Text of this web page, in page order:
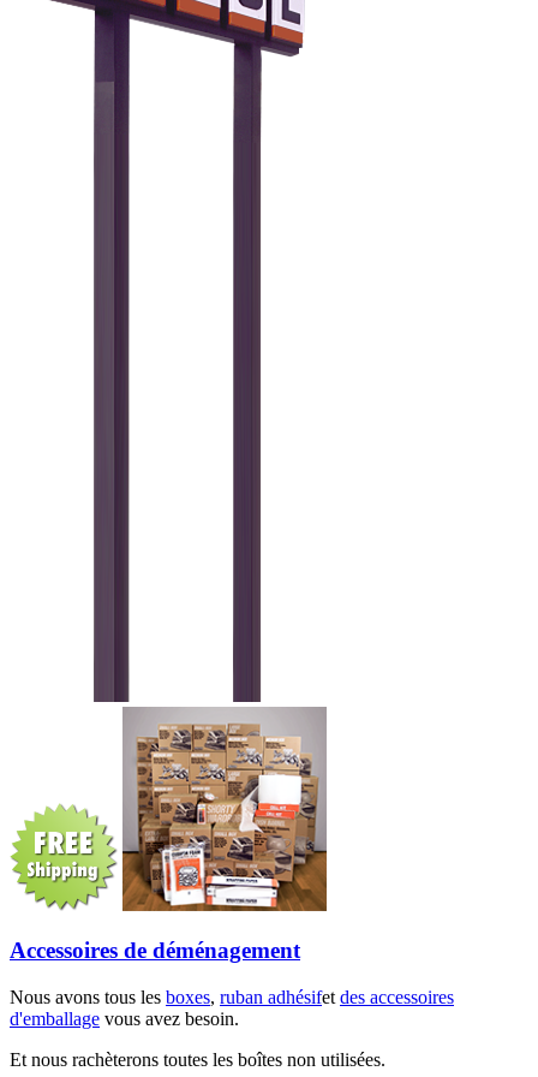
Accessoires de déménagement
Nous avons tous les boxes, ruban adhésifet des accessoires
d'emballage vous avez besoin.
Et nous rachèterons toutes les boîtes non utilisées.